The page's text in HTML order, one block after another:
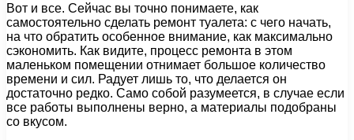
Вот и все. Сейчас вы точно понимаете, как
самостоятельно сделать ремонт туалета: с чего начать,
на что обратить особенное внимание, как максимально
сэкономить. Как видите, процесс ремонта в этом
маленьком помещении отнимает большое количество
времени и сил. Радует лишь то, что делается он
достаточно редко. Само собой разумеется, в случае если
все работы выполнены верно, а материалы подобраны
со вкусом.